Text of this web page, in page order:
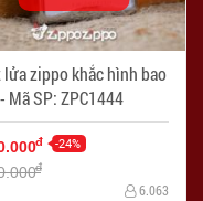
lửa zippo khắc hình bao
jet - Mã SP: ZPC1444
đ -24%
đ
6.063